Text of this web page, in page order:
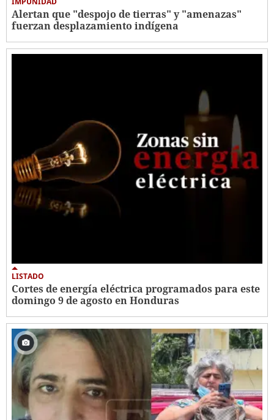
Alertan que "despojo de tierras" y "amenazas"
fuerzan desplazamiento indígena
LISTADO
Cortes de energía eléctrica programados para este
domingo 9 de agosto en Honduras